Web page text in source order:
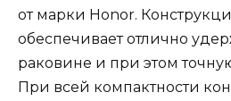
от марки Honor.
обеспечивает отлично
раковине и при этом
При всей компактности